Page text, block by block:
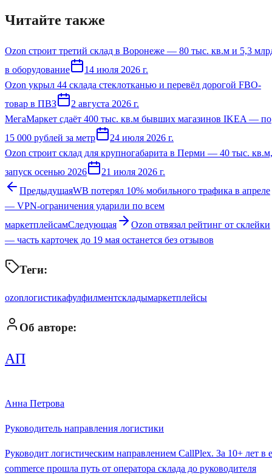
Читайте также
Ozon строит третий склад в Воронеже — 80 тыс. кв.м и 5,3
в оборудование
14 июля 2026 г.
Ozon укрыл 44 склада стеклотканью и перевёл дорогой FBO-
товар в ПВЗ
2 августа 2026 г.
МегаМаркет сдаёт 400 тыс. кв.м бывших магазинов IKEA — по
15 000 рублей за метр
24 июля 2026 г.
Ozon строит склад для крупногабарита в Перми — 40 тыс. кв.м,
запуск осенью 2026
21 июля 2026 г.
ПредыдущаяWB потерял 10% мобильного трафика в апреле
— VPN-ограничения ударили по всем
маркетплейсамСледующая
Ozon отвязал рейтинг от склейки
— часть карточек до 19 мая останется без отзывов
Теги:
ozonлогистикафулфилментскладымаркетплейсы
Об авторе:
АП
Анна Петрова
Руководитель направления логистики
Руководит логистическим направлением CallPlex. За 10+ лет в
commerce прошла путь от оператора склада до руководителя